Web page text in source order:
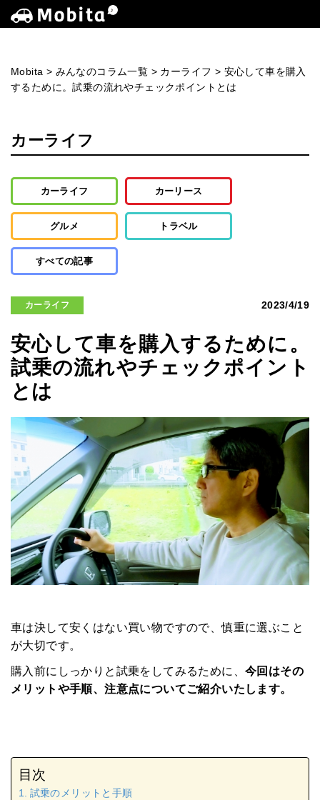
Mobita > みんなのコラム一覧 > カーライフ > 安心して車を購入
するために。試乗の流れやチェックポイントとは
カーライフ
カーライフ カーリース
グルメ トラベル
すべての記事
カーライフ 2023/4/19
安心して車を購入するために。
試乗の流れやチェックポイント
とは
車は決して安くはない買い物ですので、慎重に選ぶこと
が大切です。
購入前にしっかりと試乗をしてみるために、 今回はその
メリットや手順、注意点についてご紹介いたします。
目次
試乗のメリットと手順